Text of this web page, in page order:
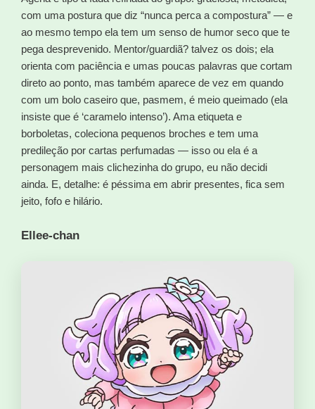
com uma postura que diz “nunca perca a compostura” — e
ao mesmo tempo ela tem um senso de humor seco que te
pega desprevenido. Mentor/guardiã? talvez os dois; ela
orienta com paciência e umas poucas palavras que cortam
direto ao ponto, mas também aparece de vez em quando
com um bolo caseiro que, pasmem, é meio queimado (ela
insiste que é ‘caramelo intenso’). Ama etiqueta e
borboletas, coleciona pequenos broches e tem uma
predileção por cartas perfumadas — isso ou ela é a
personagem mais clichezinha do grupo, eu não decidi
ainda. E, detalhe: é péssima em abrir presentes, fica sem
jeito, fofo e hilário.
Ellee-chan